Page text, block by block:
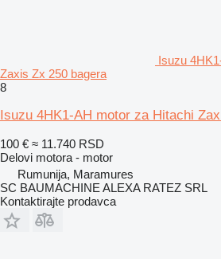
Isuzu
Zaxis Zx 250 bagera
8
Isuzu 4HK1-AH motor za Hitachi
100 € ≈ 11.740 RSD
Delovi motora - motor
Rumunija, Maramures
SC BAUMACHINE ALEXA RATEZ SRL
Kontaktirajte prodavca